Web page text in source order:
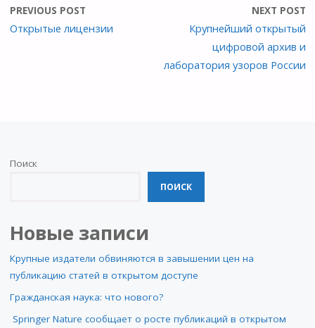
PREVIOUS POST
Открытые лицензии
NEXT POST
Крупнейший открытый
цифровой архив и
лаборатория узоров России
Поиск
ПОИСК
Новые записи
Крупные издатели обвиняются в завышении цен на
публикацию статей в открытом доступе
Гражданская наука: что нового?
Springer Nature сообщает о росте публикаций в открытом